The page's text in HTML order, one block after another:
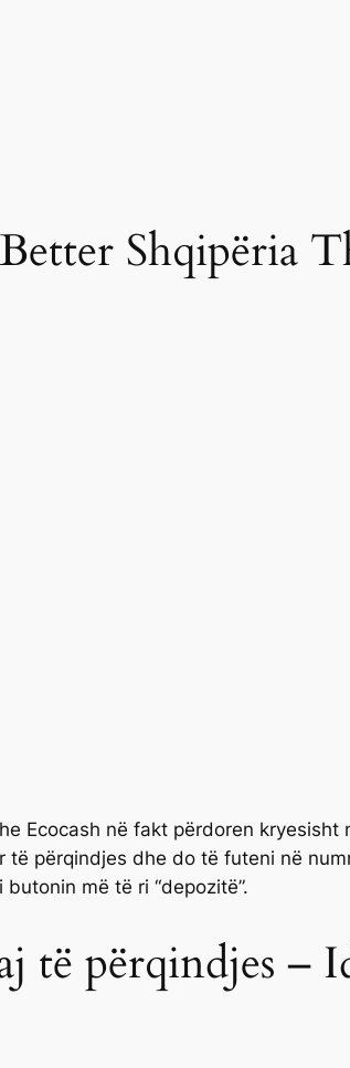
Shqipëria
Ecocash në fakt përdoren
përqindjes dhe do të futeni në
më të ri “depozitë”.
të përqindjes –